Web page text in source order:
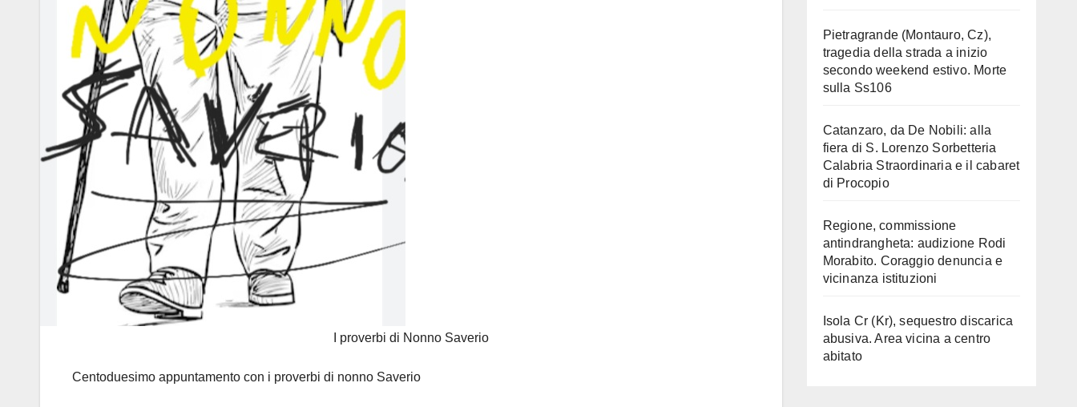
I proverbi di Nonno Saverio
Centoduesimo appuntamento con i proverbi di nonno Saverio
Pietragrande (Montauro, Cz),
tragedia della strada a inizio
secondo weekend estivo. Morte
sulla Ss106
Catanzaro, da De Nobili: alla
fiera di S. Lorenzo Sorbetteria
Calabria Straordinaria e il cabaret
di Procopio
Regione, commissione
antindrangheta: audizione Rodi
Morabito. Coraggio denuncia e
vicinanza istituzioni
Isola Cr (Kr), sequestro discarica
abusiva. Area vicina a centro
abitato